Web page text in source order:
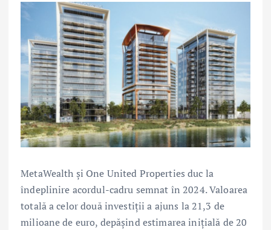
MetaWealth și One United Properties duc la
îndeplinire acordul-cadru semnat în 2024. Valoarea
totală a celor două investiții a ajuns la 21,3 de
milioane de euro, depășind estimarea inițială de 20